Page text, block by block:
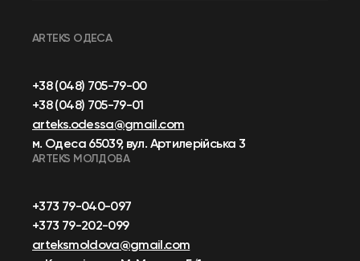
ARTEKS ОДЕСА
+38 (048) 705-79-00
+38 (048) 705-79-01
arteks.odessa@gmail.com
м. Одеса 65039, вул. Артилерійська 3
ARTEKS МОЛДОВА
+373 79-040-097
+373 79-202-099
arteksmoldova@gmail.com